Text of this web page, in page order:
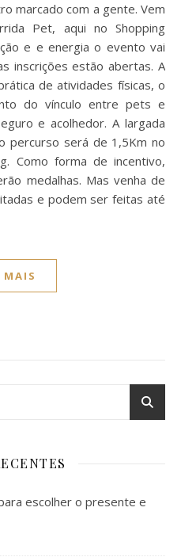
Pet, aqui no Shopping
e e energia o evento vai
inscrições estão abertas. A
de atividades físicas, o
do vínculo entre pets e
e acolhedor. A largada
percurso será de 1,5Km no
Como forma de incentivo,
medalhas. Mas venha de
e podem ser feitas até
MAIS
escolher o presente e